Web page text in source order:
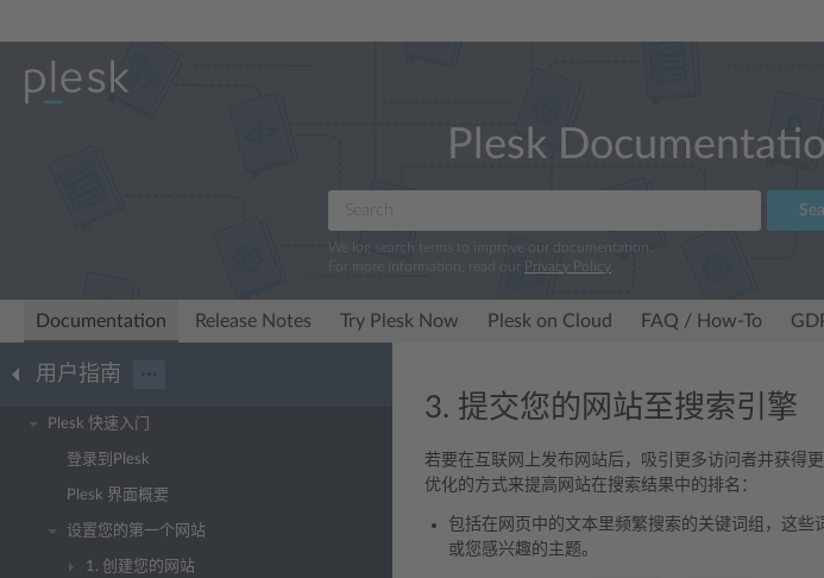
Plesk
We log search terms to improve our documentation.
For more information, read our Privacy Policy
Documentation Release Notes Try Plesk Now Plesk on Cloud FAQ / How-To
用户指南 ···
Plesk 快速入门
登录到Plesk
Plesk 界面概要
设置您的第一个网站
1. 创建您的网站
3. 提交您的网站至搜索引擎
若要在互联网上发布网站后，吸引更多访问者并获得
优化的方式来提高网站在搜索结果中的排名：
包括在网页中的文本里频繁搜索的关键词组，这
或您感兴趣的主题。